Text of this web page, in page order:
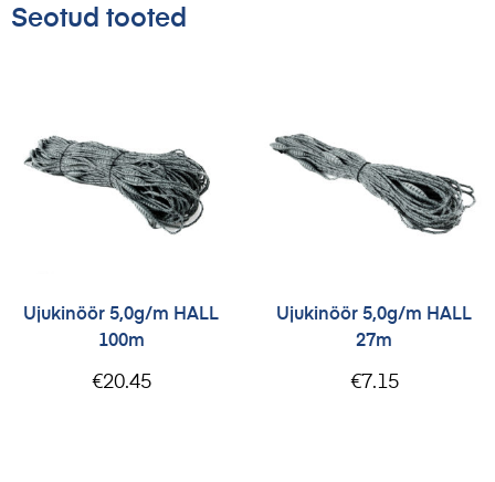
Seotud tooted
Ujukinöör 5,0g/m HALL
100m
€20.45
Ujukinöör 5,0g/m HALL
27m
€7.15